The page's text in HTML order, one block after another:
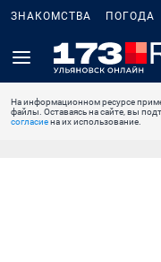
ЗНАКОМСТВА ПОГОДА
На информационном ресурсе
файлы. Оставаясь на сайте, вы
согласиена их использование.